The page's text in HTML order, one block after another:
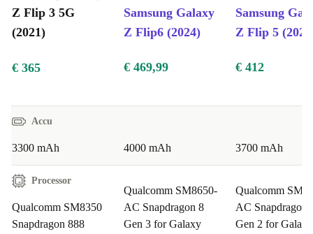
Z Flip 3 5G
(2021)
Samsung Galaxy
Z Flip6 (2024)
Samsung
Z Flip 5
€ 365 € 469,99 € 412
Accu
3300 mAh 4000 mAh 3700 mAh
Processor
Qualcomm SM8350
Snapdragon 888
Qualcomm SM8650-
AC Snapdragon 8
Gen 3 for Galaxy
Qualcomm
AC Snapdragon
Gen 2 for Galaxy